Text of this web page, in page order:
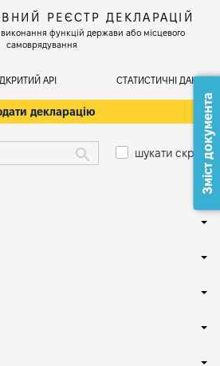
РЕЄСТР ДЕКЛАРАЦІЙ
функцій держави або місцевого
самоврядування
АРІ СТАТИСТИЧНІ ДАНІ
декларацію
шукати скрізьЗміст документа